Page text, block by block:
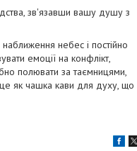
зв'язавши вашу душу з
небес і постійно
емоції на конфлікт,
полювати за таємницями,
це як чашка кави для духу, що